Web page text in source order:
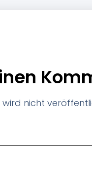
wird nicht